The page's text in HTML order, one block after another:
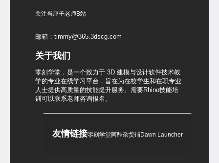
关注当厘子老师B站
邮箱：timmy@365.3dscg.com
关于我们
零刻学堂，是一个致力于 3D 建模与设计软件技术教
学的专业在线学习平台，旨在为在校学生和在职专业
人士提供高质量的技能提升服务。需要Rhino技能培
训可以联系老师咨询报名。
友情链接零刻学堂阿酷杂货铺Dawn Launcher